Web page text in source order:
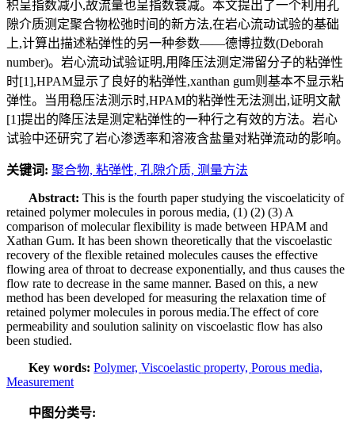
积呈指数减小,故流量也呈指数衰减。本文提出了一个利用孔
隙介质测定聚合物松弛时间的新方法,在岩心流动试验的基础
上,计算出描述粘弹性的另一种参数——德博拉数(Deborah
number)。岩心流动试验证明,用降压法测定滞留分子的粘弹性
时[1],HPAM显示了良好的粘弹性,xanthan gum则基本不显示粘
弹性。当用稳压法测示时,HPAM的粘弹性无法测出,证明文献
[1]提出的降压法是测定粘弹性的一种行之有效的方法。岩心
试验中还研究了岩心渗透率和溶液含盐量对粘弹流动的影响。
关键词: 聚合物, 粘弹性, 孔隙介质, 测量方法
Abstract:This is the fourth paper studying the viscoelaticity of
retained polymer molecules in porous media, (1) (2) (3) A
comparison of molecular flexibility is made between HPAM and
Xathan Gum. It has been shown theoretically that the viscoelastic
recovery of the flexible retained molecules causes the effective
flowing area of throat to decrease exponentially, and thus causes the
flow rate to decrease in the same manner. Based on this, a new
method has been developed for measuring the relaxation time of
retained polymer molecules in porous media.The effect of core
permeability and soulution salinity on viscoelastic flow has also
been studied.
Key words:Polymer,Viscoelastic property,Porous media,
Measurement
中图分类号: